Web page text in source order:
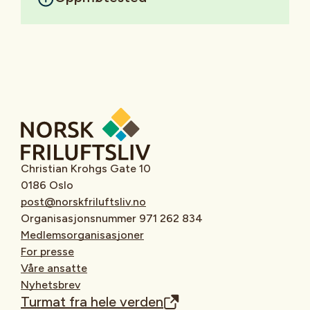
Christian Krohgs Gate 10
0186 Oslo
post@norskfriluftsliv.no
Organisasjonsnummer 971 262 834
Medlemsorganisasjoner
For presse
Våre ansatte
Nyhetsbrev
Turmat fra hele verden